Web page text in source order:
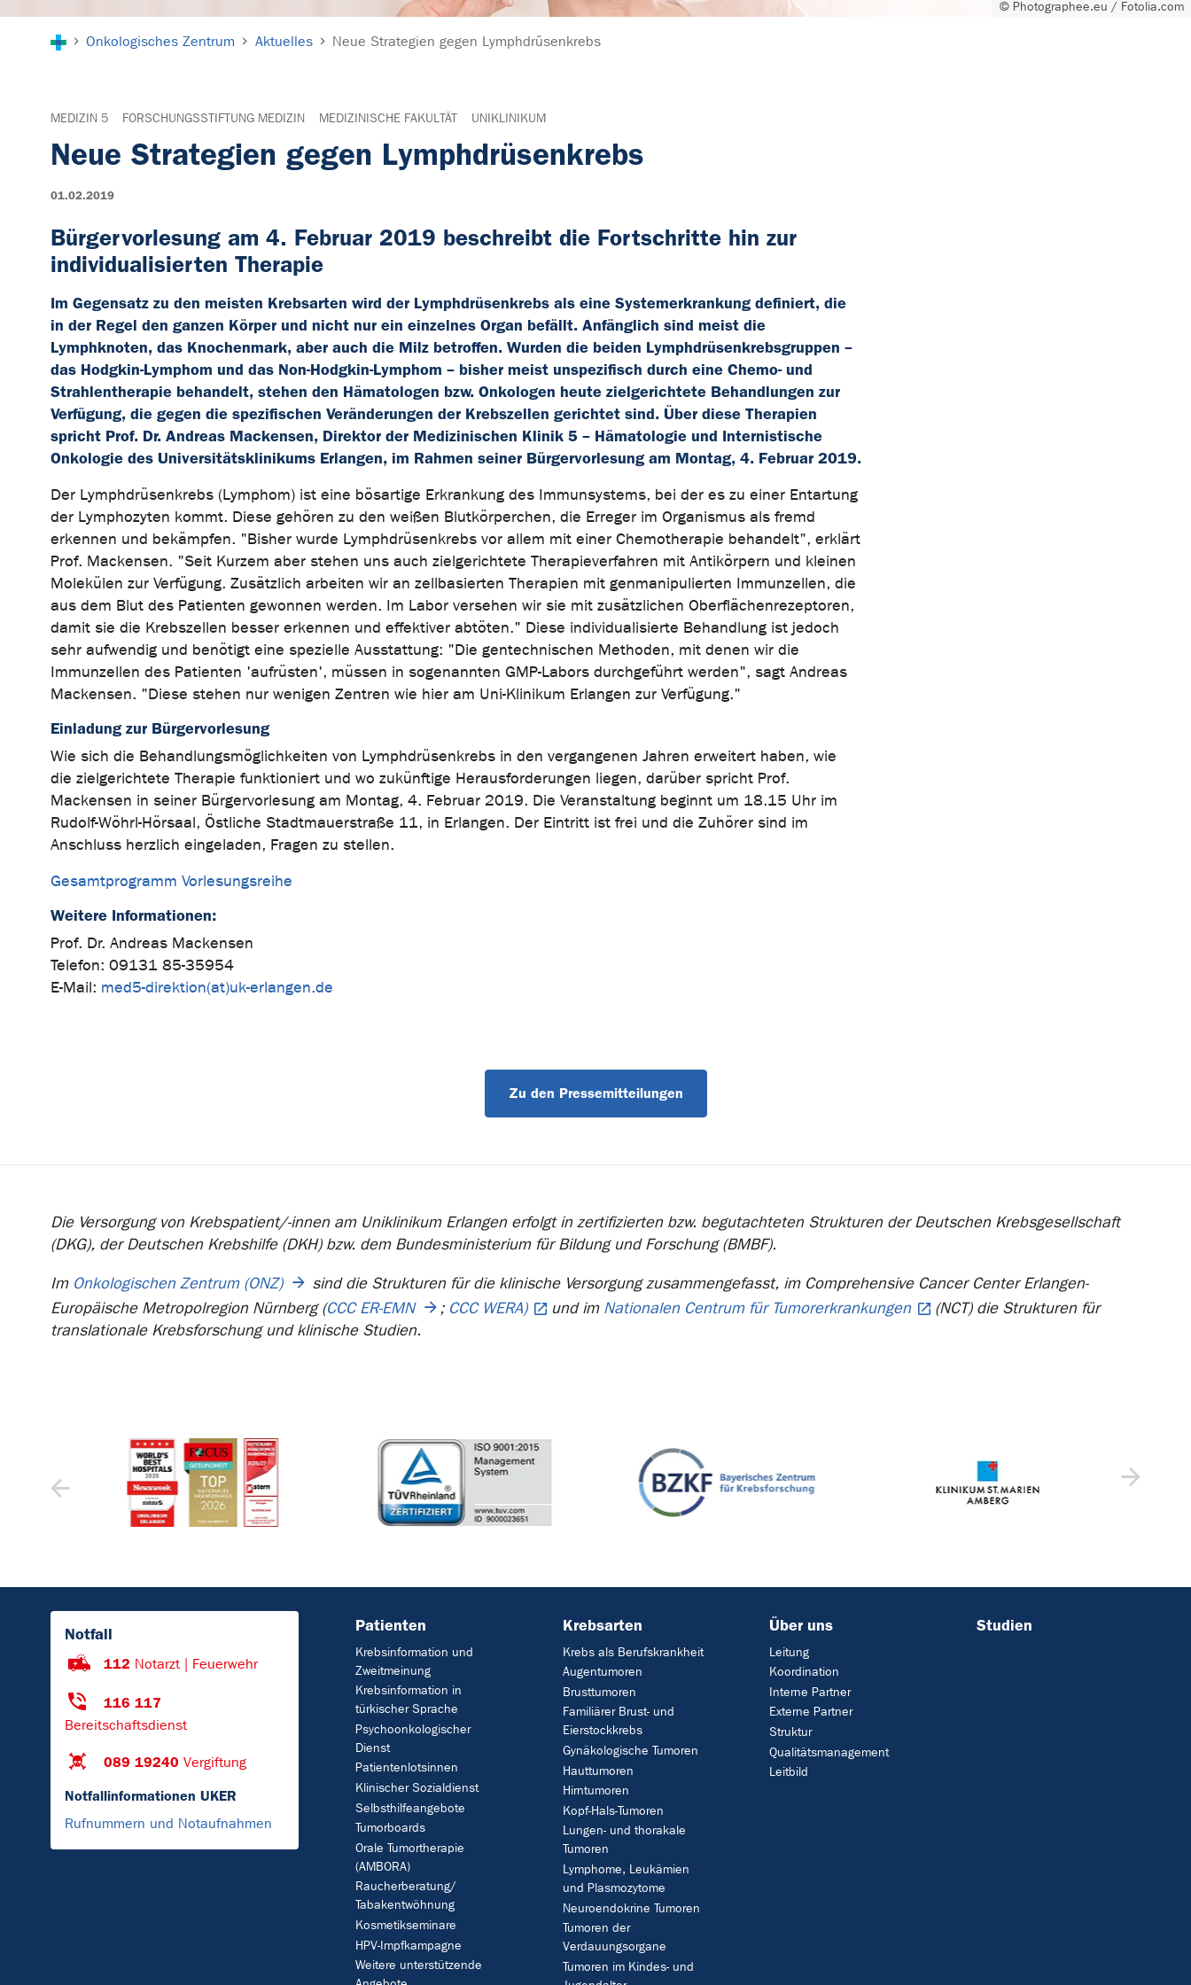
© Photographee.eu / Fotolia.com
Onkologisches Zentrum Aktuelles Neue Strategien gegen Lymphdrüsenkrebs
MEDIZIN 5 FORSCHUNGSSTIFTUNG MEDIZIN MEDIZINISCHE FAKULTÄT UNIKLINIKUM
Neue Strategien gegen Lymphdrüsenkrebs
01.02.2019
Bürgervorlesung am 4. Februar 2019 beschreibt die Fortschritte hin zur
individualisierten Therapie
Im Gegensatz zu den meisten Krebsarten wird der Lymphdrüsenkrebs als eine Systemerkrankung definiert, die
in der Regel den ganzen Körper und nicht nur ein einzelnes Organ befällt. Anfänglich sind meist die
Lymphknoten, das Knochenmark, aber auch die Milz betroffen. Wurden die beiden Lymphdrüsenkrebsgruppen –
das Hodgkin-Lymphom und das Non-Hodgkin-Lymphom – bisher meist unspezifisch durch eine Chemo- und
Strahlentherapie behandelt, stehen den Hämatologen bzw. Onkologen heute zielgerichtete Behandlungen zur
Verfügung, die gegen die spezifischen Veränderungen der Krebszellen gerichtet sind. Über diese Therapien
spricht Prof. Dr. Andreas Mackensen, Direktor der Medizinischen Klinik 5 – Hämatologie und Internistische
Onkologie des Universitätsklinikums Erlangen, im Rahmen seiner Bürgervorlesung am Montag, 4. Februar 2019.
Der Lymphdrüsenkrebs (Lymphom) ist eine bösartige Erkrankung des Immunsystems, bei der es zu einer Entartung
der Lymphozyten kommt. Diese gehören zu den weißen Blutkörperchen, die Erreger im Organismus als fremd
erkennen und bekämpfen. "Bisher wurde Lymphdrüsenkrebs vor allem mit einer Chemotherapie behandelt", erklärt
Prof. Mackensen. "Seit Kurzem aber stehen uns auch zielgerichtete Therapieverfahren mit Antikörpern und kleinen
Molekülen zur Verfügung. Zusätzlich arbeiten wir an zellbasierten Therapien mit genmanipulierten Immunzellen, die
aus dem Blut des Patienten gewonnen werden. Im Labor versehen wir sie mit zusätzlichen Oberflächenrezeptoren,
damit sie die Krebszellen besser erkennen und effektiver abtöten." Diese individualisierte Behandlung ist jedoch
sehr aufwendig und benötigt eine spezielle Ausstattung: "Die gentechnischen Methoden, mit denen wir die
Immunzellen des Patienten 'aufrüsten', müssen in sogenannten GMP-Labors durchgeführt werden", sagt Andreas
Mackensen. "Diese stehen nur wenigen Zentren wie hier am Uni-Klinikum Erlangen zur Verfügung."
Einladung zur Bürgervorlesung
Wie sich die Behandlungsmöglichkeiten von Lymphdrüsenkrebs in den vergangenen Jahren erweitert haben, wie
die zielgerichtete Therapie funktioniert und wo zukünftige Herausforderungen liegen, darüber spricht Prof.
Mackensen in seiner Bürgervorlesung am Montag, 4. Februar 2019. Die Veranstaltung beginnt um 18.15 Uhr im
Rudolf-Wöhrl-Hörsaal, Östliche Stadtmauerstraße 11, in Erlangen. Der Eintritt ist frei und die Zuhörer sind im
Anschluss herzlich eingeladen, Fragen zu stellen.
Gesamtprogramm Vorlesungsreihe
Weitere Informationen:
Prof. Dr. Andreas Mackensen
Telefon: 09131 85-35954
E-Mail: med5-direktion(at)uk-erlangen.de
Zu den Pressemitteilungen
Die Versorgung von Krebspatient/-innen am Uniklinikum Erlangen erfolgt in zertifizierten bzw. begutachteten Strukturen der Deutschen Krebsgesellschaft
(DKG), der Deutschen Krebshilfe (DKH) bzw. dem Bundesministerium für Bildung und Forschung (BMBF).
Im Onkologischen Zentrum (ONZ)
sind die Strukturen für die klinische Versorgung zusammengefasst, im Comprehensive Cancer Center Erlangen-
Europäische Metropolregion Nürnberg (CCC ER-EMN ; CCC WERA) und im Nationalen Centrum für Tumorerkrankungen
(NCT) die Strukturen für
translationale Krebsforschung und klinische Studien.
Notfall
112 Notarzt | Feuerwehr
116 117
Bereitschaftsdienst
089 19240 Vergiftung
Notfallinformationen UKER
Rufnummern und Notaufnahmen
Patienten
Krebsinformation und
Zweitmeinung
Krebsinformation in
türkischer Sprache
Psychoonkologischer
Dienst
Patientenlotsinnen
Klinischer Sozialdienst
Selbsthilfeangebote
Tumorboards
Orale Tumortherapie
(AMBORA)
Raucherberatung/
Tabakentwöhnung
Kosmetikseminare
HPV-Impfkampagne
Weitere unterstützende
Krebsarten
Krebs als Berufskrankheit
Augentumoren
Brusttumoren
Familiärer Brust- und
Eierstockkrebs
Gynäkologische Tumoren
Hauttumoren
Hirntumoren
Kopf-Hals-Tumoren
Lungen- und thorakale
Tumoren
Lymphome, Leukämien
und Plasmozytome
Neuroendokrine Tumoren
Tumoren der
Verdauungsorgane
Tumoren im Kindes- und
Über uns
Leitung
Koordination
Interne Partner
Externe Partner
Struktur
Qualitätsmanagement
Leitbild
Studien